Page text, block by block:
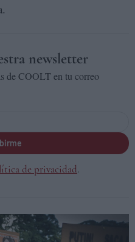
newsletter
de COOLT en tu correo
de privacidad.